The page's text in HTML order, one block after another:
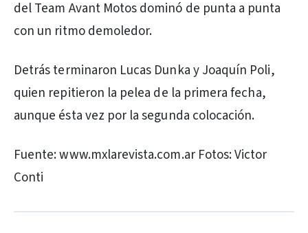
del Team Avant Motos dominó de punta a punta
con un ritmo demoledor.
Detrás terminaron Lucas Dunka y Joaquín Poli,
quien repitieron la pelea de la primera fecha,
aunque ésta vez por la segunda colocación.
Fuente: www.mxlarevista.com.ar Fotos: Victor
Conti